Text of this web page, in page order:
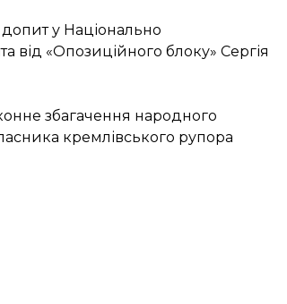
допит у Національно
від «Опозиційного блоку» Сергія
збагачення народного
кремлівського рупора